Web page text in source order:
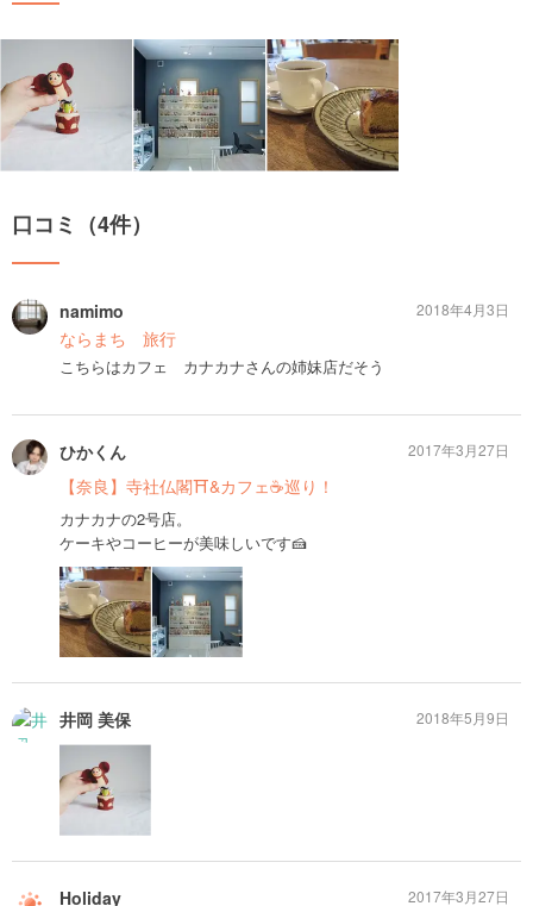
口コミ（4件）
namimo
ならまち 旅行
こちらはカフェ カナカナさんの姉妹店だそう
2018年4月3日
ひかくん
【奈良】寺社仏閣⛩&カフェ☕️巡り！
カナカナの2号店。
ケーキやコーヒーが美味しいです🍰
2017年3月27日
井岡 美保 2018年5月9日
Holiday 2017年3月27日